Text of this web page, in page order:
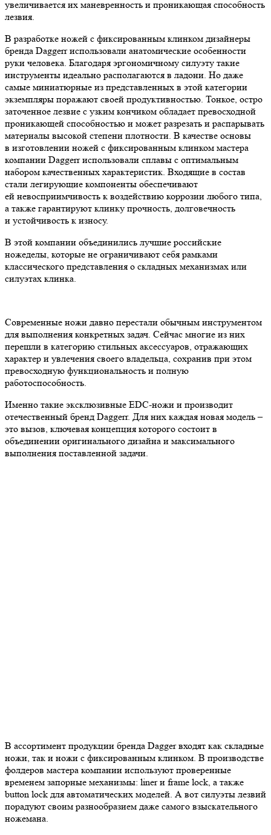
увеличивается их маневренность и проникающая способность
лезвия.
В разработке ножей с фиксированным клинком дизайнеры
бренда Daggerr использовали анатомические особенности
руки человека. Благодаря эргономичному силуэту такие
инструменты идеально располагаются в ладони. Но даже
самые миниатюрные из представленных в этой категории
экземпляры поражают своей продуктивностью. Тонкое, остро
заточенное лезвие с узким кончиком обладает превосходной
проникающей способностью и может разрезать и распарывать
материалы высокой степени плотности. В качестве основы
в изготовлении ножей с фиксированным клинком мастера
компании Daggerr использовали сплавы с оптимальным
набором качественных характеристик. Входящие в состав
стали легирующие компоненты обеспечивают
ей невосприимчивость к воздействию коррозии любого типа,
а также гарантируют клинку прочность, долговечность
и устойчивость к износу.
В этой компании объединились лучшие российские
ножеделы, которые не ограничивают себя рамками
классического представления о складных механизмах или
силуэтах клинка.
Современные ножи давно перестали обычным инструментом
для выполнения конкретных задач. Сейчас многие из них
перешли в категорию стильных аксессуаров, отражающих
характер и увлечения своего владельца, сохранив при этом
превосходную функциональность и полную
работоспособность.
Именно такие эксклюзивные EDC-ножи и производит
отечественный бренд Daggerr. Для них каждая новая модель –
это вызов, ключевая концепция которого состоит в
объединении оригинального дизайна и максимального
выполнения поставленной задачи.
В ассортимент продукции бренда Dagger входят как складные
ножи, так и ножи с фиксированным клинком. В производстве
фолдеров мастера компании используют проверенные
временем запорные механизмы: liner и frame lock, а также
button lock для автоматических моделей. А вот силуэты лезвий
порадуют своим разнообразием даже самого взыскательного
ножемана.